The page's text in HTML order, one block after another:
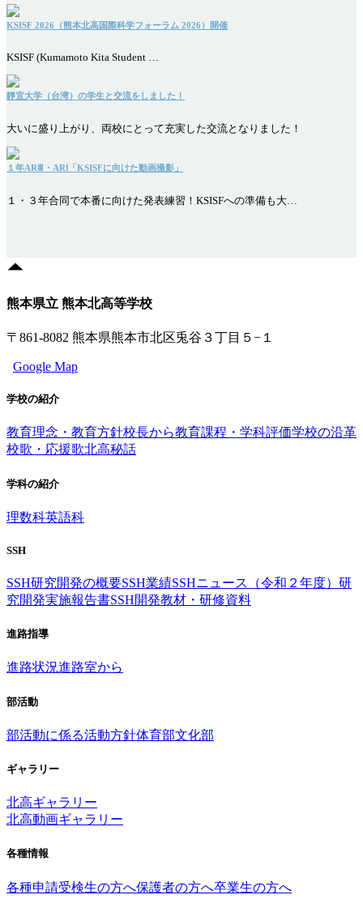
KSISF 2026（熊本北高国際科学フォーラム 2026）開催
KSISF (Kumamoto Kita Student …
靜宜大学（台湾）の学生と交流をしました！
大いに盛り上がり、両校にとって充実した交流となりました！
１年ARⅢ・ARⅠ「KSISFに向けた動画撮影」
１・３年合同で本番に向けた発表練習！KSISFへの準備も大…
熊本県立 熊本北高等学校
〒861-8082 熊本県熊本市北区兎谷３丁目５−１
Google Map
学校の紹介
教育理念・教育方針校長から教育課程・学科評価学校の沿革
校歌・応援歌北高秘話
学科の紹介
理数科英語科
SSH
SSH研究開発の概要SSH業績SSHニュース（令和２年度） 研
究開発実施報告書SSH開発教材・研修資料
進路指導
進路状況進路室から
部活動
部活動に係る活動方針体育部文化部
ギャラリー
北高ギャラリー
北高動画ギャラリー
各種情報
各種申請受検生の方へ保護者の方へ卒業生の方へ